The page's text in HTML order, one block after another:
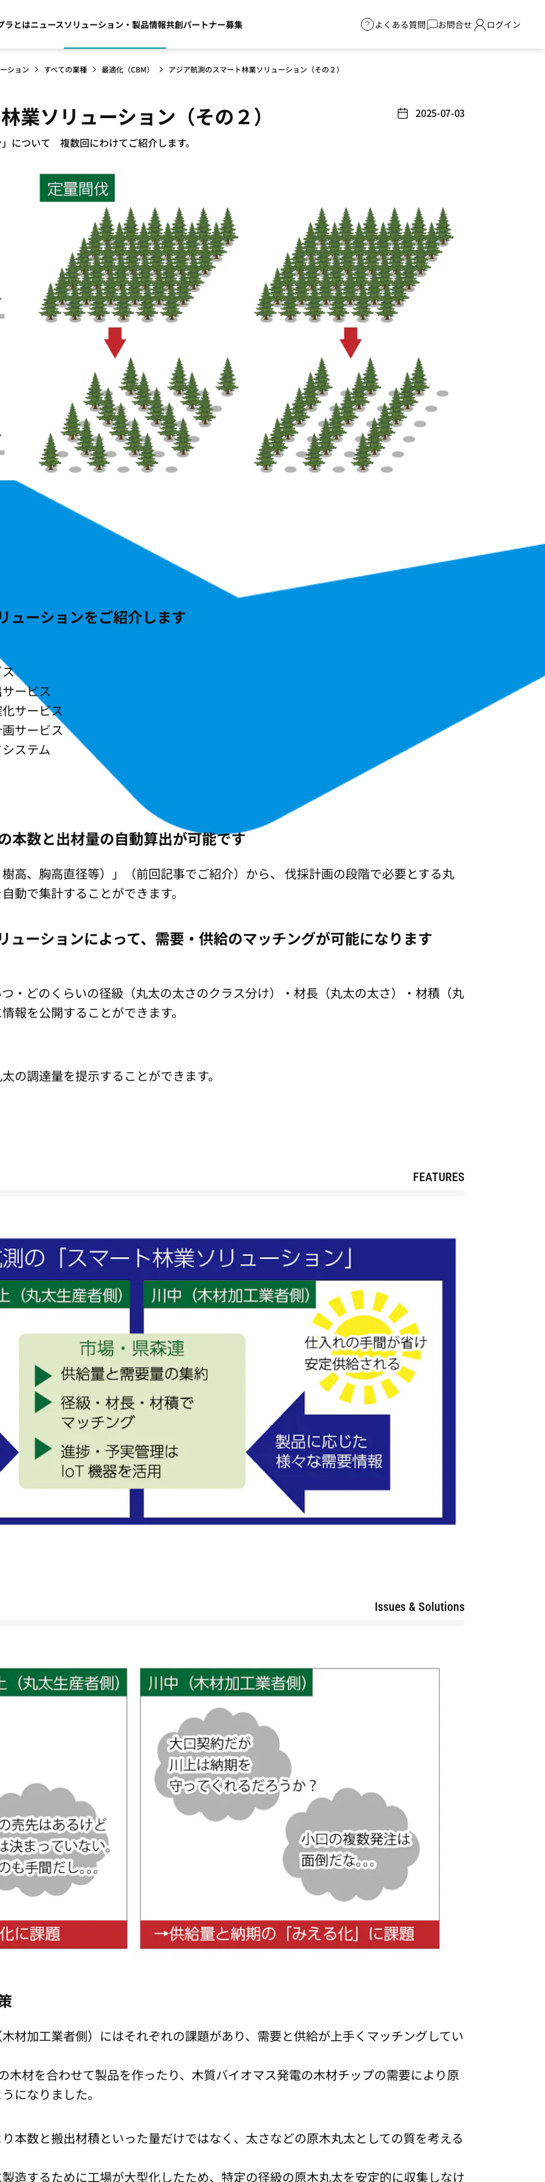
ラとはニュースソリューション・製品情報共創パートナー募集 よくある質問 お問合せ ログイン
ション すべての業種 最適化（CBM） アジア航測のスマート林業ソリューション（その２）
業ソリューション（その２） 2025-07-03
について 複数回にわけてご紹介します。
ューションをご紹介します
ービス
サービス
サービス
ステム
本数と出材量の自動算出が可能です
高、胸高直径等）」（前回記事でご紹介）から、 伐採計画の段階で必要とする丸
動で集計することができます。
ューションによって、需要・供給のマッチングが可能になります
・どのくらいの径級（丸太の太さのクラス分け）・材長（丸太の太さ）・材積（丸
報を公開することができます。
調達量を提示することができます。
FEATURES
Issues & Solutions
材加工業者側）にはそれぞれの課題があり、需要と供給が上手くマッチングしてい
木材を合わせて製品を作ったり、木質バイオマス発電の木材チップの需要により原
になりました。
本数と搬出材積といった量だけではなく、太さなどの原木丸太としての質を考える
造するために工場が大型化したため、特定の径級の原木丸太を安定的に収集しなけ